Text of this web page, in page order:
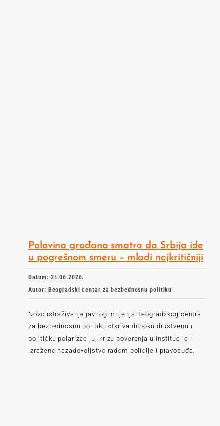
Polovina građana smatra da Srbija ide
u pogrešnom smeru – mladi najkritičniji
Datum: 25.06.2026.
Autor: Beogradski centar za bezbednosnu politiku
Novo istraživanje javnog mnjenja Beogradskog centra
za bezbednosnu politiku otkriva duboku društvenu i
političku polarizaciju, krizu poverenja u institucije i
izraženo nezadovoljstvo radom policije i pravosuđa.